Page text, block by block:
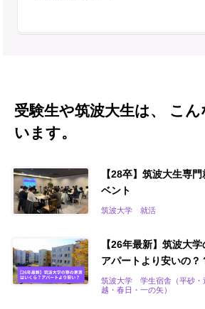
受験生や筑波大生は、 こ
います。
【28卒】筑波大生専
ベント
筑波大学 就活
【26年最新】筑波大
アパートより安いの？
筑波大学 学生宿舎（平砂・
越・春日・一の矢）